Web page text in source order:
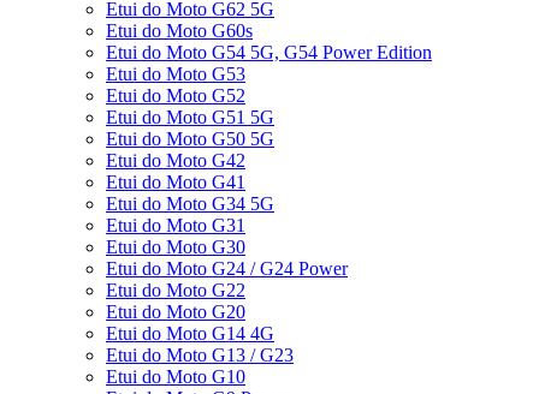
Etui do Moto G62 5G
Etui do Moto G60s
Etui do Moto G54 5G, G54 Power Edition
Etui do Moto G53
Etui do Moto G52
Etui do Moto G51 5G
Etui do Moto G50 5G
Etui do Moto G42
Etui do Moto G41
Etui do Moto G34 5G
Etui do Moto G31
Etui do Moto G30
Etui do Moto G24 / G24 Power
Etui do Moto G22
Etui do Moto G20
Etui do Moto G14 4G
Etui do Moto G13 / G23
Etui do Moto G10